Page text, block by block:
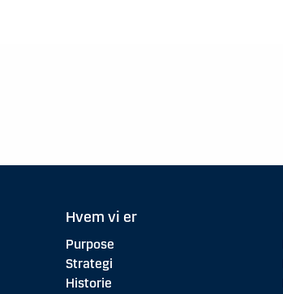
Hvem vi er
Purpose
Strategi
Historie